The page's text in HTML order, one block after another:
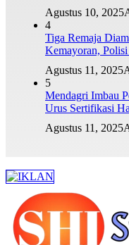
Agustus 10, 2025
4
Tiga Remaja
Kemayoran,
Agustus 11, 2025
5
Mendagri Imbau
Urus Sertifikasi
Agustus 11, 2025